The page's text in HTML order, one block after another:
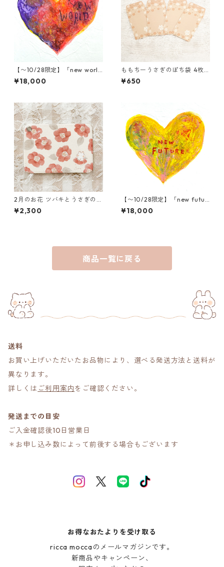
【〜10/28限定】「new worl
d」木村タカヒロ原画
¥18,000
ももちーうさぎのぽち袋 4枚
セット
¥650
2月のお花 ツバキとうさぎのパ
スケース
¥2,300
【〜10/28限定】「new futur
e」木村タカヒロ原画
¥18,000
商品一覧に戻る
送料
お買い上げいただいたお品物により、選べる発送方法と送料が
異なります。
詳しくは ご利用案内をご確認ください。
発送までの目安
ご入金確認後10日営業日
＊お申し込み数によって前後する場合もございます
お得なおたよりを受け取る
ricca moccaのメールマガジンです。
新商品やキャンペーン、